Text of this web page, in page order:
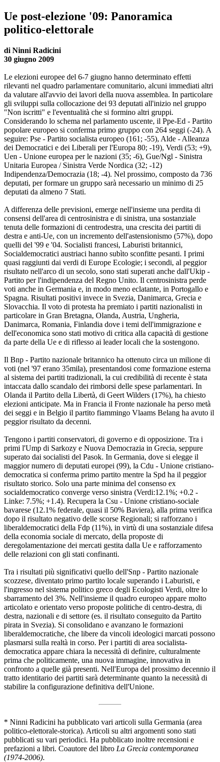
Ue post-elezione '09: Panoramica
politico-elettorale
di Ninni Radicini
30 giugno 2009
Le elezioni europee del 6-7 giugno hanno determinato effetti
rilevanti nel quadro parlamentare comunitario, alcuni immediati altri
da valutare all'avvio dei lavori della nuova assemblea. In particolare
gli sviluppi sulla collocazione dei 93 deputati all'inizio nel gruppo
"Non iscritti" e l'eventualità che si formino altri gruppi.
Considerando lo schema nel parlamento uscente, il Ppe-Ed - Partito
popolare europeo si conferma primo gruppo con 264 seggi (-24). A
seguire: Pse - Partito socialista europeo (161; -55), Alde - Alleanza
dei Democratici e dei Liberali per l'Europa 80; -19), Verdi (53; +9),
Uen - Unione europea per le nazioni (35; -6), Gue/Ngl - Sinistra
Unitaria Europea / Sinistra Verde Nordica (32; -12)
Indipendenza/Democrazia (18; -4). Nel prossimo, composto da 736
deputati, per formare un gruppo sarà necessario un minimo di 25
deputati da almeno 7 Stati.
A differenza delle previsioni, emerge nell'insieme una perdita di
consensi dell'area di centrosinistra e di sinistra, una sostanziale
tenuta delle formazioni di centrodestra, una crescita dei partiti di
destra e anti-Ue, con un incremento dell'astensionismo (57%), dopo
quelli del '99 e '04. Socialisti francesi, Laburisti britannici,
Socialdemocratici austriaci hanno subìto sconfitte pesanti. I primi
quasi raggiunti dai verdi di Europe Ecologie; i secondi, al peggior
risultato nell'arco di un secolo, sono stati superati anche dall'Ukip -
Partito per l'indipendenza del Regno Unito. Il centrosinistra perde
voti anche in Germania e, in modo meno eclatante, in Portogallo e
Spagna. Risultati positivi invece in Svezia, Danimarca, Grecia e
Slovacchia. Il voto di protesta ha premiato i partiti nazionalisti in
particolare in Gran Bretagna, Olanda, Austria, Ungheria,
Danimarca, Romania, Finlandia dove i temi dell'immigrazione e
dell'economica sono stati motivo di critica alla capacità di gestione
da parte della Ue e di riflesso ai leader locali che la sostengono.
Il Bnp - Partito nazionale britannico ha ottenuto circa un milione di
voti (nel '97 erano 35mila), presentandosi come formazione esterna
al sistema dei partiti tradizionali, la cui credibilità di recente è stata
intaccata dallo scandalo dei rimborsi delle spese parlamentari. In
Olanda il Partito della Libertà, di Geert Wilders (17%), ha chiesto
elezioni anticipate. Ma in Francia il Fronte nazionale ha perso metà
dei seggi e in Belgio il partito fiammingo Vlaams Belang ha avuto il
peggior risultato da decenni.
Tengono i partiti conservatori, di governo e di opposizione. Tra i
primi l'Ump di Sarkozy e Nuova Democrazia in Grecia, seppure
superato dai socialisti del Pasok. In Germania, dove si elegge il
maggior numero di deputati europei (99), la Cdu - Unione cristiano-
democratica si conferma primo partito mentre la Spd ha il peggior
risultato storico. Solo una parte minima del consenso ex
socialdemocratico converge verso sinistra (Verdi:12.1%; +0.2 -
Linke: 7.5%; +1.4). Recupera la Csu - Unione cristiano-sociale
bavarese (12.1% federale, quasi il 50% Baviera), alla prima verifica
dopo il risultato negativo delle scorse Regionali; si rafforzano i
liberaldemocratici della Fdp (11%), in virtù di una sostanziale difesa
della economia sociale di mercato, della proposte di
deregolamentazione dei mercati gestita dalla Ue e rafforzamento
delle relazioni con gli stati confinanti.
Tra i risultati più significativi quello dell'Snp - Partito nazionale
scozzese, diventato primo partito locale superando i Laburisti, e
l'ingresso nel sistema politico greco degli Ecologisti Verdi, oltre lo
sbarramento del 3%. Nell'insieme il quadro europeo appare molto
articolato e orientato verso proposte politiche di centro-destra, di
destra, nazionali e di settore (es. il risultato conseguito da Partito
pirata in Svezia). Si consolidano e avanzano le formazioni
liberaldemocratiche, che libere da vincoli ideologici marcati possono
plasmarsi sulla realtà in corso. Per i partiti di area socialista-
democratica appare chiara la necessità di definire, culturalmente
prima che politicamente, una nuova immagine, innovativa in
confronto a quelle già presenti. Nell'Europa del prossimo decennio il
tratto identitario dei partiti sarà determinante quanto la necessità di
stabilire la configurazione definitiva dell'Unione.
* Ninni Radicini ha pubblicato vari articoli sulla Germania (area
politico-elettorale-storica). Articoli su altri argomenti sono stati
pubblicati su vari periodici. Ha pubblicato inoltre recensioni e
prefazioni a libri. Coautore del libro La Grecia contemporanea
(1974-2006).